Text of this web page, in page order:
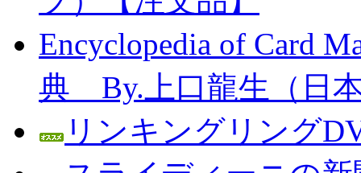
Encyclopedia of Card
典 By.上口龍生（日
リンキングリング